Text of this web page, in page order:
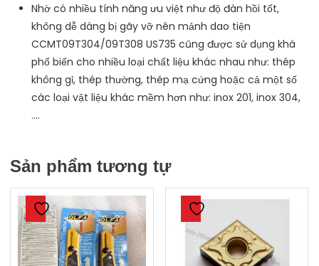
Nhờ có nhiều tính năng ưu việt như độ đàn hồi tốt,
không dễ dàng bị gãy vỡ nên mảnh dao tiện
CCMT09T304/09T308 US735 cũng được sử dụng khá
phổ biến cho nhiều loại chất liệu khác nhau như: thép
không gỉ, thép thường, thép mạ cứng hoặc cả một số
các loại vật liệu khác mềm hơn như: inox 201, inox 304,
….
Sản phẩm tương tự